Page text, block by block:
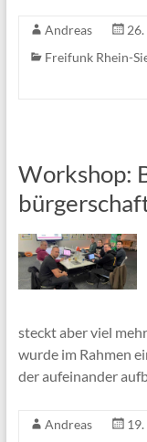
Andreas
Freifunk Rhein-
Workshop:
steckt aber viel
wurde im Rahmen
der aufeinander
Andreas